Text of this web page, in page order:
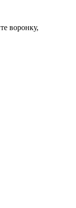
воронку,